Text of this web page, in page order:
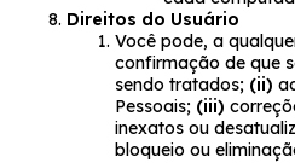
Direitos do Usuário
Você pode, a
confirmação de que
sendo tratados; (ii)
Pessoais; (iii)
inexatos ou
bloqueio ou